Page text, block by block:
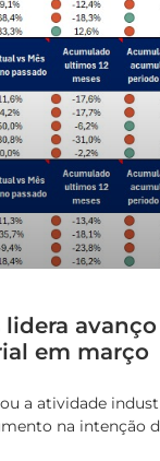
em março
a atividade
na intenção